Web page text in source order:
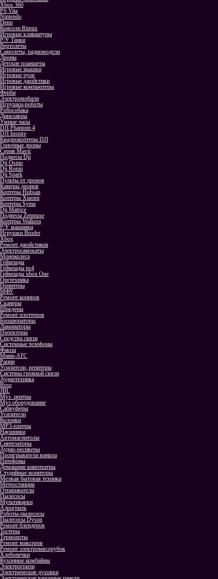
Xbox 360
PS Vita
Nintendo
Denn
Консоли Ritmix
Игровые клавиатуры
Р/У Танки
Вертолеты
Самолеты, радиомодели
Дроны
Детские планшеты
Игровые мышки
Игровые рули
Игровые джойстики
Игровые компьютеры
Ферби
Электромобили
Игрушки-роботы
Робособака
Динозавры
Умные часы
DJI Phantom 4
DJI Inspire
Квадрокоптеры DJI
Гоночные дроны
Серия Mavic
Подвесы Dji
Dji Osmo
Dji Ronin
Dji Spark
Пульты от дронов
Камеры дронов
Коптеры Hubsan
Коптеры Xiaomi
Коптеры Syma
Dji Matrice
Подвесы Zenmuse
Коптеры Walkera
Р/У машинки
Игрушки Bruder
Xbox
Ремонт джойстиков
Электросамокаты
Моноколеса
Геймпады
Геймпады ps4
Геймпады xbox One
Оргтехника
Принтеры
МФУ
Ремонт копиров
Сканеры
Шредеры
Ремонт плоттеров
Брошюраторы
Ламинаторы
Проекторы
Средства связи
Системные телефоны
Факсы
Мини-АТС
Рации
Усилители, репитеры
Системы громкой связи
Аудиотехника
Bose
JBL
Муз. центры
Муз.оборудование
Сабвуферы
Усилители
Колонки
MP3-плееры
Наушники
Автомагнитолы
Синтезаторы
Аудио-ресиверы
Проигрыватели винила
Патефоны
Домашние кинотеатры
Студийные мониторы
Мелкая бытовая техника
Метеостанции
Отпариватели
Пылесосы
Мультиварки
Аэрогриль
Роботы-пылесосы
Пылесосы Dyson
Ремонт блендеров
Тостеры
Термопоты
Ремонт миксеров
Ремонт электромясорубок
Хлебопечки
Кухонные комбайны
Электрогрили
Электрические духовки